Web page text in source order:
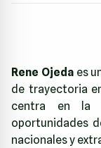
Rene Ojedaes
de trayectoria
centra en la
oportunidades
nacionales y